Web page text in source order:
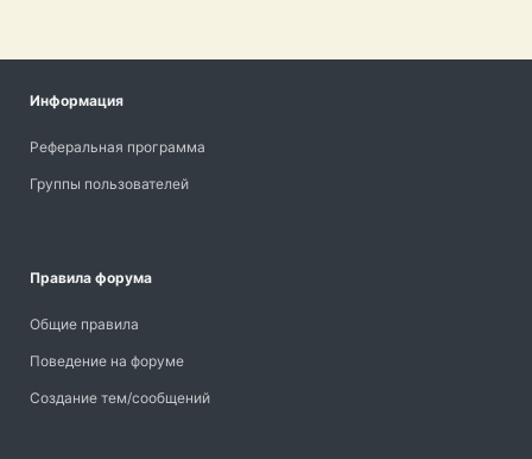
Информация
Реферальная программа
Группы пользователей
Правила форума
Общие правила
Поведение на форуме
Создание тем/сообщений